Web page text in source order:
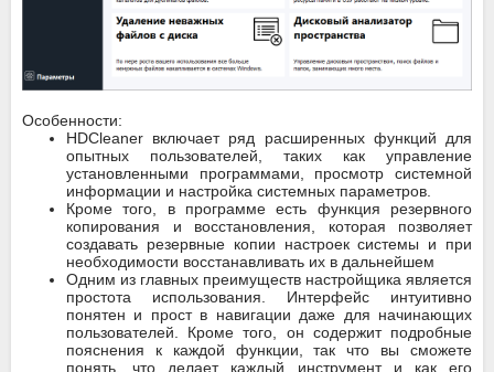
Особенности:
HDCleaner включает ряд расширенных функций для
опытных пользователей, таких как управление
установленными программами, просмотр системной
информации и настройка системных параметров.
Кроме того, в программе есть функция резервного
копирования и восстановления, которая позволяет
создавать резервные копии настроек системы и при
необходимости восстанавливать их в дальнейшем
Одним из главных преимуществ настройщика является
простота использования. Интерфейс интуитивно
понятен и прост в навигации даже для начинающих
пользователей. Кроме того, он содержит подробные
пояснения к каждой функции, так что вы сможете
понять, что делает каждый инструмент и как его